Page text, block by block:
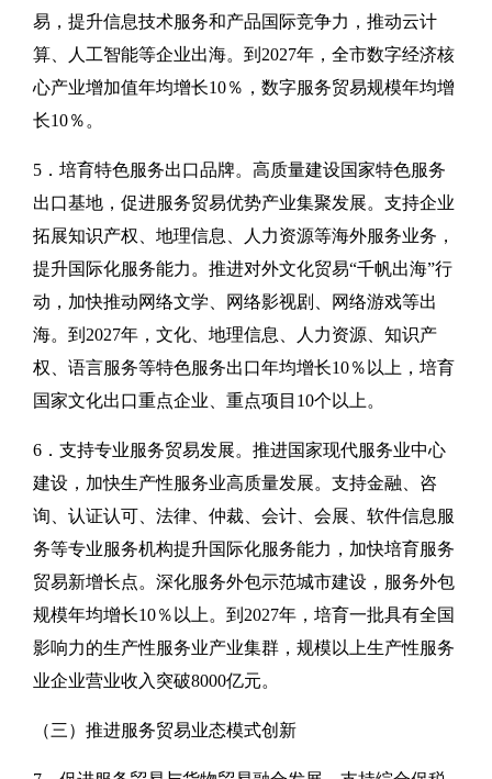
易，提升信息技术服务和产品国际竞争力，推动云计
算、人工智能等企业出海。到2027年，全市数字经济核
心产业增加值年均增长10％，数字服务贸易规模年均增
长10％。
5．培育特色服务出口品牌。高质量建设国家特色服务
出口基地，促进服务贸易优势产业集聚发展。支持企业
拓展知识产权、地理信息、人力资源等海外服务业务，
提升国际化服务能力。推进对外文化贸易“千帆出海”行
动，加快推动网络文学、网络影视剧、网络游戏等出
海。到2027年，文化、地理信息、人力资源、知识产
权、语言服务等特色服务出口年均增长10％以上，培育
国家文化出口重点企业、重点项目10个以上。
6．支持专业服务贸易发展。推进国家现代服务业中心
建设，加快生产性服务业高质量发展。支持金融、咨
询、认证认可、法律、仲裁、会计、会展、软件信息服
务等专业服务机构提升国际化服务能力，加快培育服务
贸易新增长点。深化服务外包示范城市建设，服务外包
规模年均增长10％以上。到2027年，培育一批具有全国
影响力的生产性服务业产业集群，规模以上生产性服务
业企业营业收入突破8000亿元。
（三）推进服务贸易业态模式创新